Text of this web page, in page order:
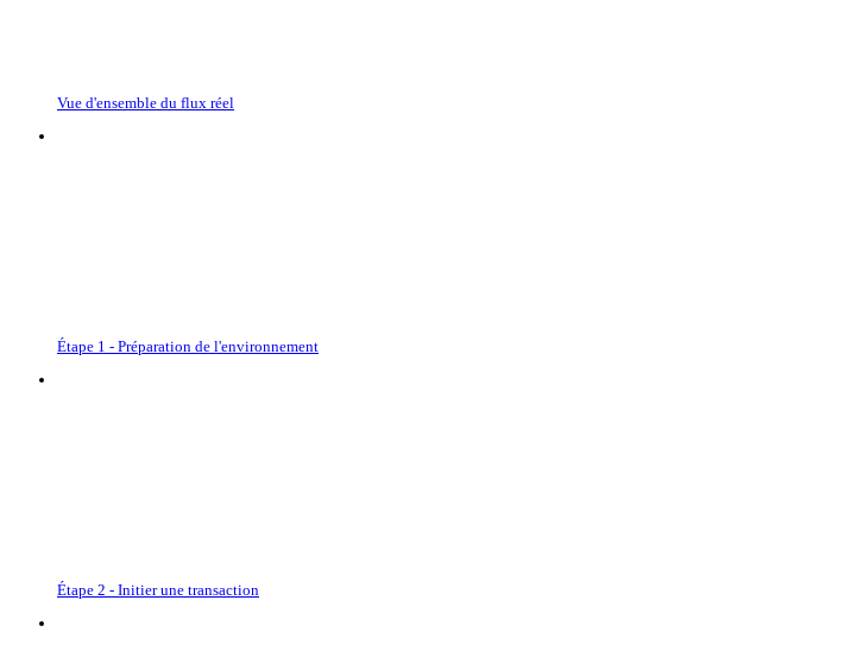
Vue d'ensemble du flux réel
Étape 1 - Préparation de l'environnement
Étape 2 - Initier une transaction